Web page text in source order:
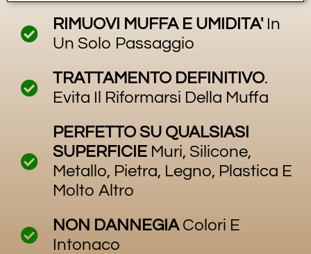
RIMUOVI MUFFA E UMIDITA'In
Un Solo Passaggio
TRATTAMENTO DEFINITIVO.
Evita Il Riformarsi Della Muffa
PERFETTO SU QUALSIASI
SUPERFICIE Muri, Silicone,
Metallo, Pietra, Legno, Plastica E
Molto Altro
NON DANNEGIAColori E
Intonaco